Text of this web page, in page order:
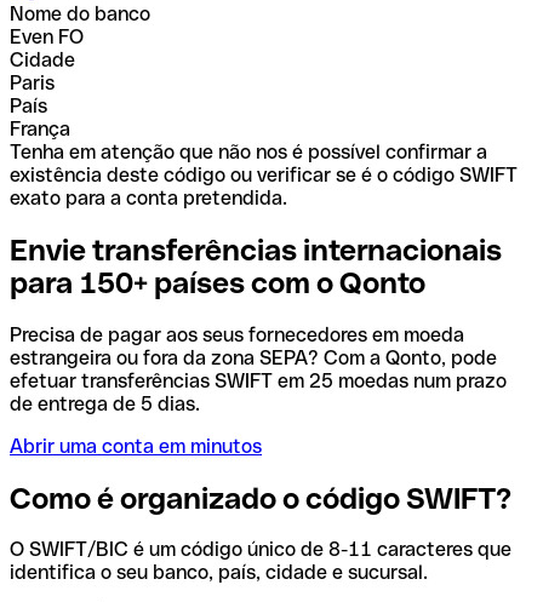
Nome do banco
Even FO
Cidade
Paris
País
França
Tenha em atenção que não nos é possível confirmar a
existência deste código ou verificar se é o código SWIFT
exato para a conta pretendida.
Envie transferências internacionais
para 150+ países com o Qonto
Precisa de pagar aos seus fornecedores em moeda
estrangeira ou fora da zona SEPA? Com a Qonto, pode
efetuar transferências SWIFT em 25 moedas num prazo
de entrega de 5 dias.
Abrir uma conta em minutos
Como é organizado o código SWIFT?
O SWIFT/BIC é um código único de 8-11 caracteres que
identifica o seu banco, país, cidade e sucursal.